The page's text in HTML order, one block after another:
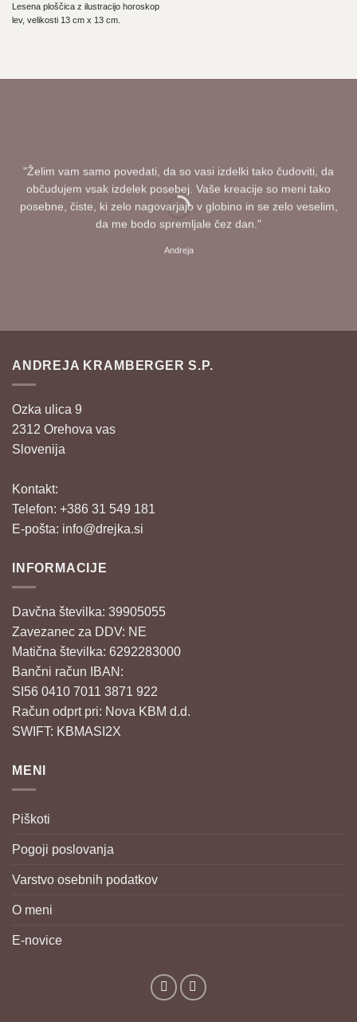
Lesena ploščica z ilustracijo horoskop
lev, velikosti 13 cm x 13 cm.
"Želim vam samo povedati, da so vasi izdelki tako čudoviti, da
občudujem vsak izdelek posebej. Vaše kreacije so meni tako
posebne, čiste, ki zelo nagovarjajo v globino in se zelo veselim,
da me bodo spremljale čez dan."
Andreja
ANDREJA KRAMBERGER S.P.
Ozka ulica 9
2312 Orehova vas
Slovenija
Kontakt:
Telefon: +386 31 549 181
E-pošta: info@drejka.si
INFORMACIJE
Davčna številka: 39905055
Zavezanec za DDV: NE
Matična številka: 6292283000
Bančni račun IBAN:
SI56 0410 7011 3871 922
Račun odprt pri: Nova KBM d.d.
SWIFT: KBMASI2X
MENI
Piškoti
Pogoji poslovanja
Varstvo osebnih podatkov
O meni
E-novice